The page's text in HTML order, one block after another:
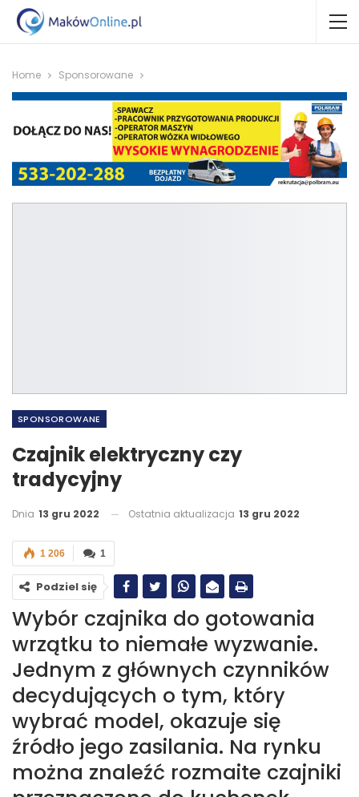
Home Sponsorowane
SPONSOROWANE
Czajnik elektryczny czy
tradycyjny
Dnia 13 gru 2022 Ostatnia aktualizacja 13 gru 2022
1
1 206
Podziel się
Wybór czajnika do gotowania
wrzątku to niemałe wyzwanie.
Jednym z głównych czynników
decydujących o tym, który
wybrać model, okazuje się
źródło jego zasilania. Na rynku
można znaleźć rozmaite czajniki